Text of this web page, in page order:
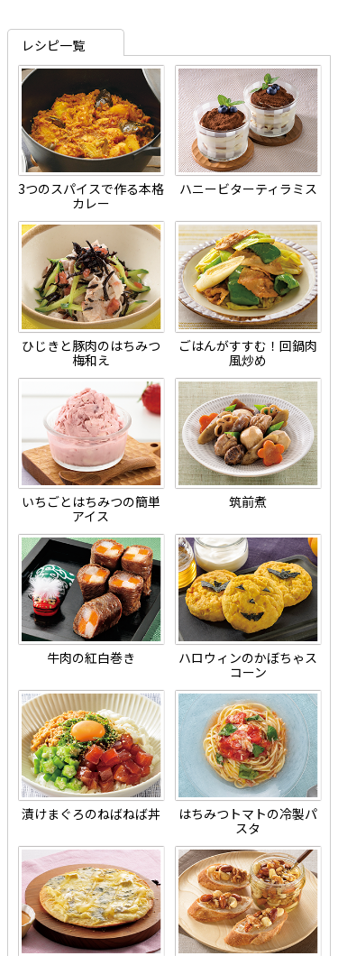
レシピ一覧
3つのスパイスで作る本格
カレー
ハニービターティラミス
ひじきと豚肉のはちみつ
梅和え
ごはんがすすむ！回鍋肉
風炒め
いちごとはちみつの簡単
アイス
筑前煮
牛肉の紅白巻き
ハロウィンのかぼちゃス
コーン
漬けまぐろのねばねば丼
はちみつトマトの冷製パ
スタ